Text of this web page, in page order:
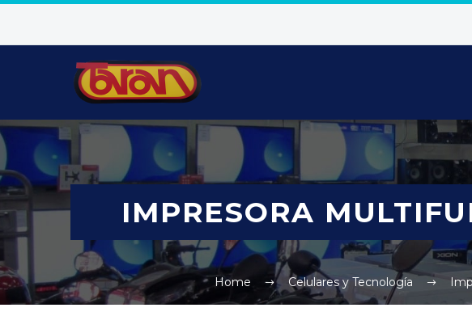
IMPRESORA
Home Celulares y Tecnología